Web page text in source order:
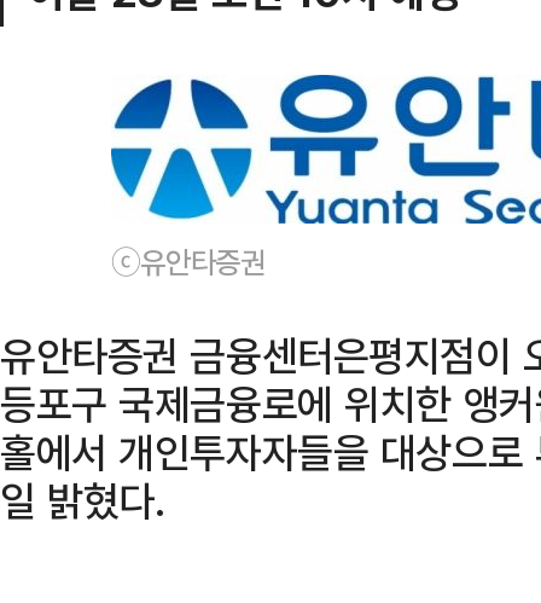
ⓒ유안타증권
유안타증권 금융센터은평지점
등포구 국제금융로에 위치한 앵
홀에서 개인투자자들을 대상으
일 밝혔다.